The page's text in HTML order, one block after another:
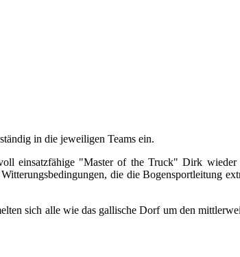
in die jeweiligen Teams ein.
einsatzfähige "Master of the Truck" Dirk
die die Bogensportleitung
sich alle wie das gallische Dorf um den